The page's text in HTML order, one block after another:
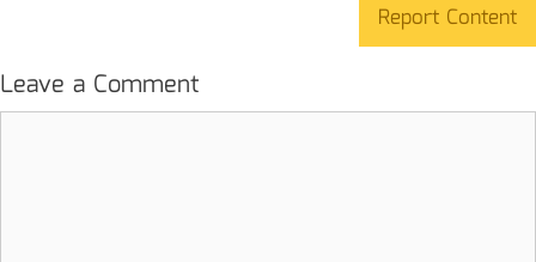
Report Content
Leave a Comment